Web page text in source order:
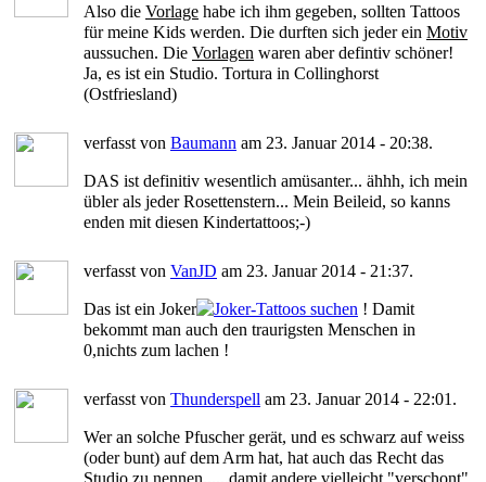
Also die Vorlage habe ich ihm gegeben, sollten Tattoos
für meine Kids werden. Die durften sich jeder ein Motiv
aussuchen. Die Vorlagen waren aber defintiv schöner!
Ja, es ist ein Studio. Tortura in Collinghorst
(Ostfriesland)
verfasst von Baumann am 23. Januar 2014 - 20:38.
DAS ist definitiv wesentlich amüsanter... ähhh, ich mein
übler als jeder Rosettenstern... Mein Beileid, so kanns
enden mit diesen Kindertattoos;-)
verfasst von VanJD am 23. Januar 2014 - 21:37.
Das ist ein Joker
! Damit
bekommt man auch den traurigsten Menschen in
0,nichts zum lachen !
verfasst von Thunderspell am 23. Januar 2014 - 22:01.
Wer an solche Pfuscher gerät, und es schwarz auf weiss
(oder bunt) auf dem Arm hat, hat auch das Recht das
Studio zu nennen......damit andere vielleicht "verschont"